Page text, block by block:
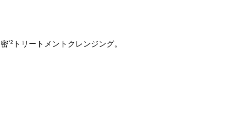
*2 トリートメントクレンジング。